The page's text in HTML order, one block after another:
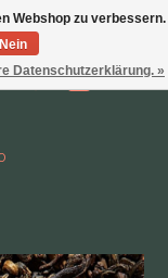
Wunschzettel
Ihr
Items
Webshop zu verbessern.
Nein
Datenschutzerklärung. »